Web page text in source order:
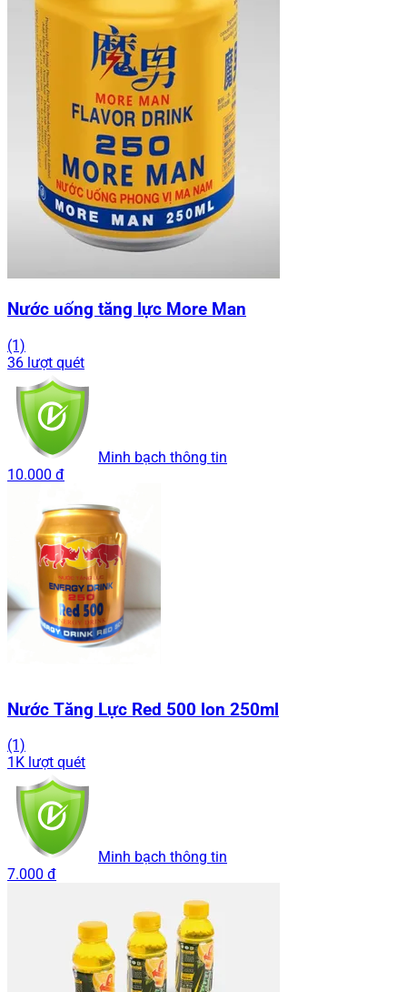
Nước uống tăng lực More Man
(1)
36 lượt quét
Minh bạch thông tin
10.000 đ
Nước Tăng Lực Red 500 lon 250ml
(1)
1K lượt quét
Minh bạch thông tin
7.000 đ